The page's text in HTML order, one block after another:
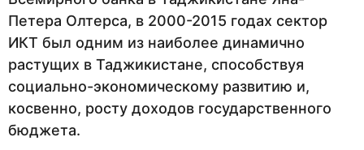
Петера Олтерса, в 2000-2015 годах сектор
ИКТ был одним из наиболее динамично
растущих в Таджикистане, способствуя
социально-экономическому развитию и,
косвенно, росту доходов государственного
бюджета.